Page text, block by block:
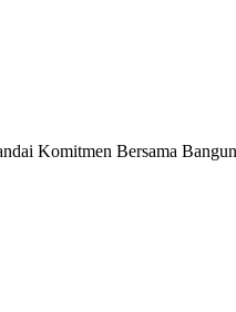
Komitmen Bersama